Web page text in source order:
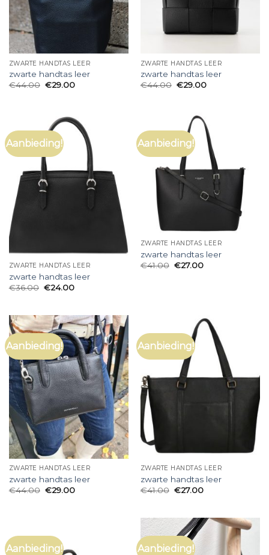
ZWARTE HANDTAS LEER
zwarte handtas leer
€44.00 €29.00
ZWARTE HANDTAS LEER
zwarte handtas leer
€44.00 €29.00
Aanbieding!
ZWARTE HANDTAS LEER
zwarte handtas leer
€36.00 €24.00
Aanbieding!
ZWARTE HANDTAS LEER
zwarte handtas leer
€41.00 €27.00
Aanbieding!
ZWARTE HANDTAS LEER
zwarte handtas leer
€44.00 €29.00
Aanbieding!
ZWARTE HANDTAS LEER
zwarte handtas leer
€41.00 €27.00
Aanbieding! Aanbieding!